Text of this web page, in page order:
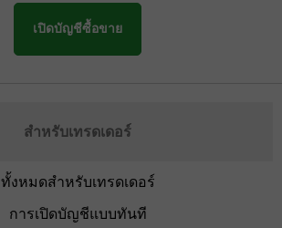
เปิดบัญชีซื้อขาย
สำหรับเทรดเดอร์
ทั้งหมดสำหรับเทรดเดอร์
การเปิดบัญชีแบบทันที